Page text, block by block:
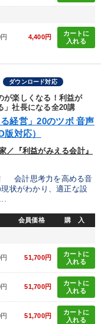
4,400円
カートに
入れる
ダウンロード対応
が楽しくなる！利益が
」社長になる全20講
経営」20のツボ 音声
対応）
／『利益がみえる会計』
会計思考力を高める音
状がわかり、適正な設
会員価格 購 入
51,700円
カートに
入れる
51,700円
カートに
入れる
51,700円
カートに
入れる